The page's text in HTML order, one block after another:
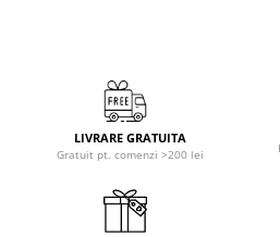
LIVRARE GRATUITA
Gratuit pt. comenzi >200 lei